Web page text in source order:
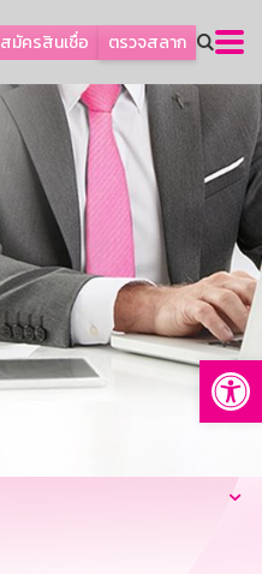
สมัครสินเชื่อ ตรวจสลาก